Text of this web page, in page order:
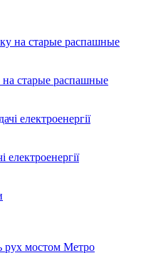
старые распашные